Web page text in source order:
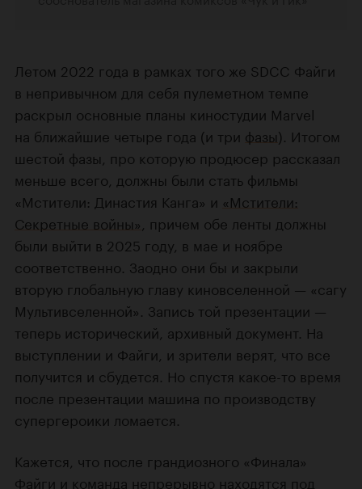
Летом 2022 года в рамках того же SDCC Файги
в непривычном для себя пулеметном темпе
раскрыл основные планы киностудии Marvel
на ближайшие четыре года (и три фазы). Итогом
шестой фазы, про которую продюсер рассказал
меньше всего, должны были стать фильмы
«Мстители: Династия Канга» и «Мстители:
Секретные войны» , причем обе ленты должны
были выйти в 2025 году, в мае и ноябре
соответственно. Заодно они бы и закрыли
вторую глобальную главу киновселенной — «сагу
Мультивселенной». Запись той презентации —
теперь исторический, архивный документ. На
выступлении и Файги, и зрители верят, что все
получится и сбудется. Но спустя какое-то время
после презентации машина по производству
супергероики ломается.
Кажется, что после грандиозного «Финала»
Файги и команда непрерывно находятся под